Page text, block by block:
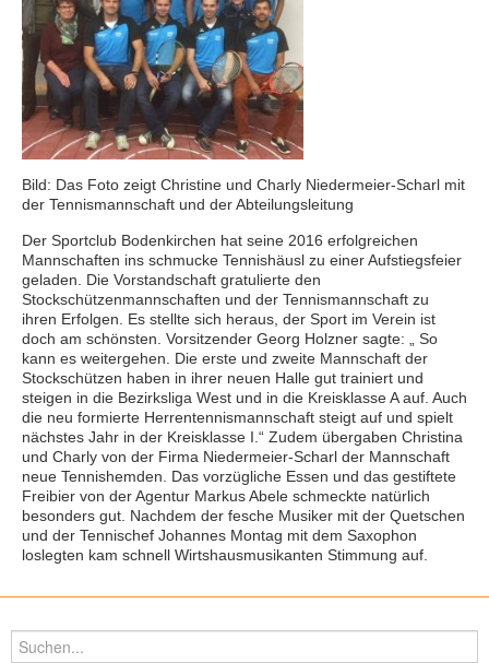
Bild: Das Foto zeigt Christine und Charly Niedermeier-Scharl mit
der Tennismannschaft und der Abteilungsleitung
Der Sportclub Bodenkirchen hat seine 2016 erfolgreichen
Mannschaften ins schmucke Tennishäusl zu einer Aufstiegsfeier
geladen. Die Vorstandschaft gratulierte den
Stockschützenmannschaften und der Tennismannschaft zu
ihren Erfolgen. Es stellte sich heraus, der Sport im Verein ist
doch am schönsten. Vorsitzender Georg Holzner sagte: „ So
kann es weitergehen. Die erste und zweite Mannschaft der
Stockschützen haben in ihrer neuen Halle gut trainiert und
steigen in die Bezirksliga West und in die Kreisklasse A auf. Auch
die neu formierte Herrentennismannschaft steigt auf und spielt
nächstes Jahr in der Kreisklasse I.“ Zudem übergaben Christina
und Charly von der Firma Niedermeier-Scharl der Mannschaft
neue Tennishemden. Das vorzügliche Essen und das gestiftete
Freibier von der Agentur Markus Abele schmeckte natürlich
besonders gut. Nachdem der fesche Musiker mit der Quetschen
und der Tennischef Johannes Montag mit dem Saxophon
loslegten kam schnell Wirtshausmusikanten Stimmung auf.